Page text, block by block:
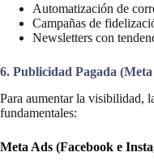
Automatización de
Campañas de
Newsletters con
6. Publicidad Pagada
Para aumentar la visibilidad,
fundamentales:
Meta Ads (Facebook e